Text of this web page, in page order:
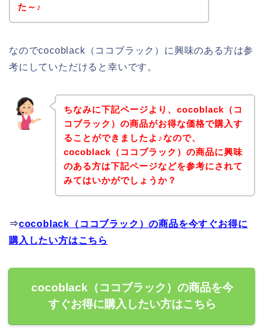
た～♪
なのでcocoblack（ココブラック）に興味のある方は参
考にしていただけると幸いです。
ちなみに下記ページより、cocoblack（コ
コブラック）の商品がお得な価格で購入す
ることができましたよ♪なので、
cocoblack（ココブラック）の商品に興味
のある方は下記ページなどを参考にされて
みてはいかがでしょうか？
⇒cocoblack（ココブラック）の商品を今すぐお得に
購入したい方はこちら
cocoblack（ココブラック）の商品を今
すぐお得に購入したい方はこちら